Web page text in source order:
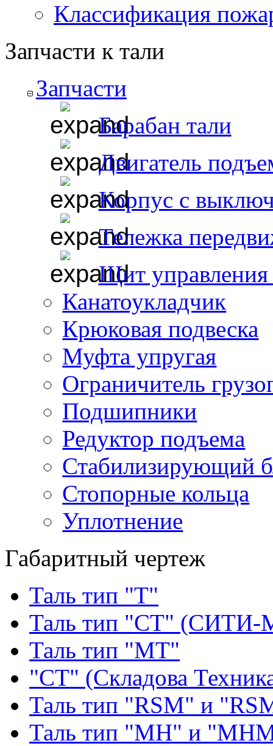
Классификация
Запчасти к тали
Запчасти
Барабан тали
Двигатель
Корпус с
Тележка
Щит управления
Канатоукладчик
Крюковая подвеска
Муфта упругая
Ограничитель
Подшипники
Редуктор подъема
Стабилизирующий
Стопорные кольца
Уплотнение
Габаритный чертеж
Таль тип "Т"
Таль тип "СТ" (СИТИ-
Таль тип "МТ"
"СТ" (Складова
Таль тип "RSМ" и
Таль тип "MH" и